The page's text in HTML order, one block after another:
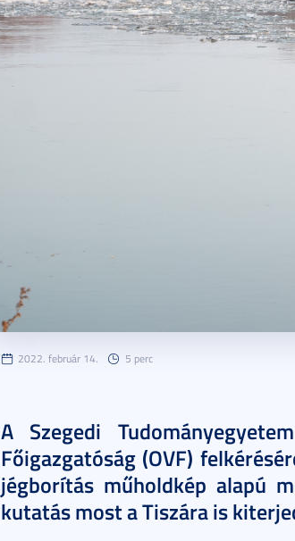
2022. február 14. 5 perc
A Szegedi
Főigazgatóság (OVF)
jégborítás műholdkép alapú
kutatás most a Tiszára is